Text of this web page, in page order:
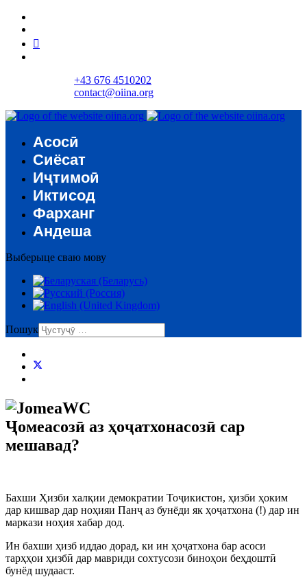
+43 676 4510202
contact@oiina.org
Асосӣ
Сиёсат
Иҷтимоӣ
Иктисод
Фарханг
Андеша
Выберыце сваю мову
Пошук
Ҷомеасозӣ аз ҳоҷатхонасозӣ сар
мешавад?
Бахши Ҳизби халқии демократии Тоҷикистон, ҳизби ҳоким
дар кишвар дар ноҳияи Панҷ аз бунёди як ҳоҷатхона (!) дар ин
маркази ноҳия хабар дод.
Ин бахши ҳизб иддао дорад, ки ин ҳоҷатхона бар асоси
тарҳҳои ҳизбӣ дар мавриди сохтусози биноҳои беҳдоштӣ
бунёд шудааст.